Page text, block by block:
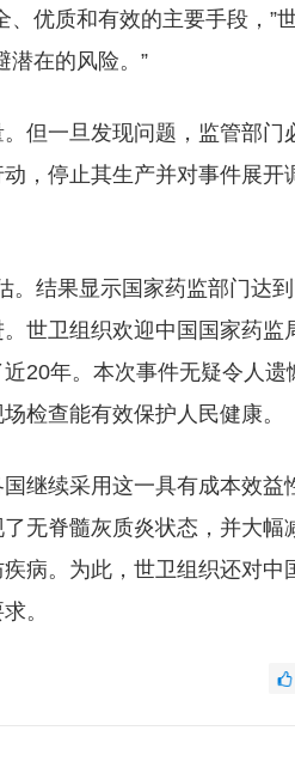
优质和有效的主要手段，”
潜在的风险。”
但一旦发现问题，监管部门
，停止其生产并对事件展开
。结果显示国家药监部门达
世卫组织欢迎中国国家药监
20年。本次事件无疑令人遗
检查能有效保护人民健康。
继续采用这一具有成本效益
无脊髓灰质炎状态，并大幅
病。为此，世卫组织还对中
。